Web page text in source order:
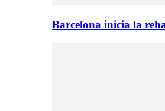
Barcelona inicia la